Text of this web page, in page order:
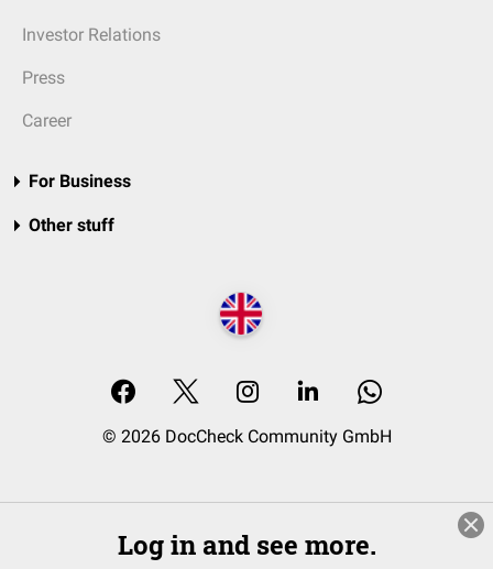
Investor Relations
Press
Career
For Business
Other stuff
© 2026 DocCheck Community GmbH
Log in and see more.